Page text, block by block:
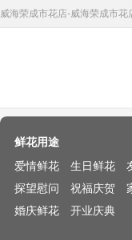
威海荣成市花店-威海荣成市
鲜花用途
爱情鲜花
生日鲜花
探望慰问
祝福庆贺
婚庆鲜花
开业庆典